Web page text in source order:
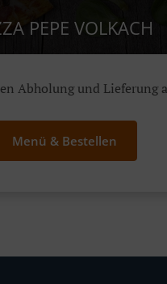
PEPE VOLKACH
Abholung und Lieferung
Menü & Bestellen